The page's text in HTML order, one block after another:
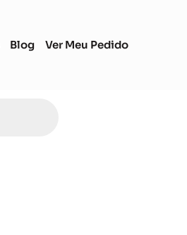
Blog Ver Meu Pedido